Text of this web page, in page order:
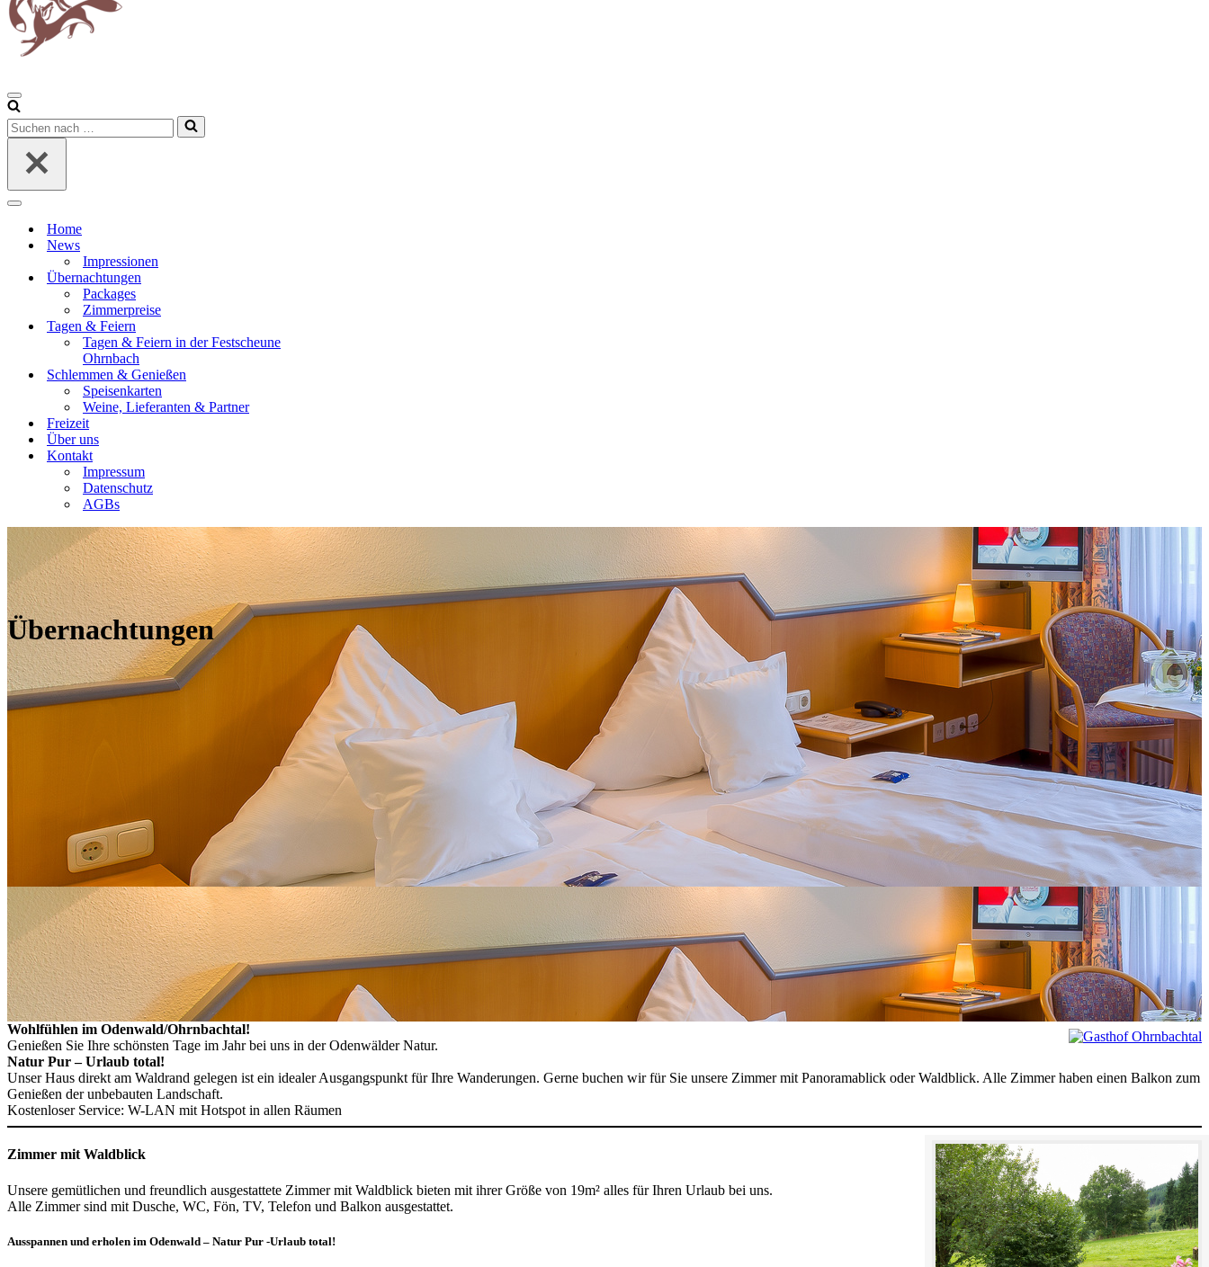
Navigationsmenü
Suchen
nach …
Navigationsmenü
Home
News
Impressionen
Übernachtungen
Packages
Zimmerpreise
Tagen & Feiern
Tagen & Feiern in der Festscheune
Ohrnbach
Schlemmen & Genießen
Speisenkarten
Weine, Lieferanten & Partner
Freizeit
Über uns
Kontakt
Impressum
Datenschutz
AGBs
Übernachtungen
Wohlfühlen im Odenwald/Ohrnbachtal!
Genießen Sie Ihre schönsten Tage im Jahr bei uns in der Odenwälder Natur.
Natur Pur – Urlaub total!
Unser Haus direkt am Waldrand gelegen ist ein idealer Ausgangspunkt für Ihre Wanderungen. Gerne buchen wir für Sie unsere Zimmer mit Panoramablick oder Waldblick. Alle Zimmer haben einen Balkon zum
Genießen der unbebauten Landschaft.
Kostenloser Service: W-LAN mit Hotspot in allen Räumen
Zimmer mit Waldblick
Unsere gemütlichen und freundlich ausgestattete Zimmer mit Waldblick bieten mit ihrer Größe von 19m² alles für Ihren Urlaub bei uns.
Alle Zimmer sind mit Dusche, WC, Fön, TV, Telefon und Balkon ausgestattet.
Ausspannen und erholen im Odenwald – Natur Pur -Urlaub total!